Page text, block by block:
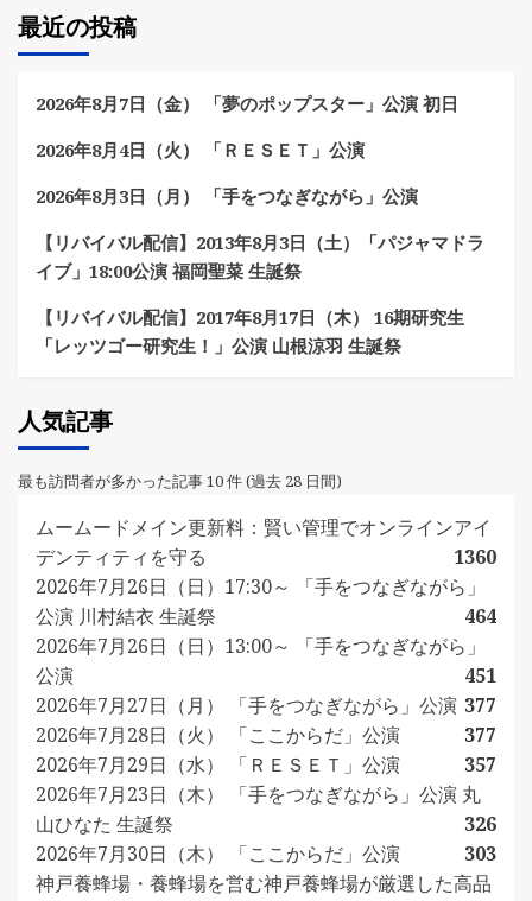
最近の投稿
2026年8月7日（金） 「夢のポップスター」公演 初日
2026年8月4日（火） 「ＲＥＳＥＴ」公演
2026年8月3日（月） 「手をつなぎながら」公演
【リバイバル配信】2013年8月3日（土）「パジャマドラ
イブ」18:00公演 福岡聖菜 生誕祭
【リバイバル配信】2017年8月17日（木） 16期研究生
「レッツゴー研究生！」公演 山根涼羽 生誕祭
人気記事
最も訪問者が多かった記事 10 件 (過去 28 日間)
ムームードメイン更新料：賢い管理でオンラインアイ
デンティティを守る
1360
2026年7月26日（日）17:30～ 「手をつなぎながら」
公演 川村結衣 生誕祭
464
2026年7月26日（日）13:00～ 「手をつなぎながら」
公演
451
2026年7月27日（月） 「手をつなぎながら」公演 377
2026年7月28日（火） 「ここからだ」公演
377
2026年7月29日（水） 「ＲＥＳＥＴ」公演
357
2026年7月23日（木） 「手をつなぎながら」公演 丸
山ひなた 生誕祭
326
2026年7月30日（木） 「ここからだ」公演
303
神戸養蜂場・養蜂場を営む神戸養蜂場が厳選した高品